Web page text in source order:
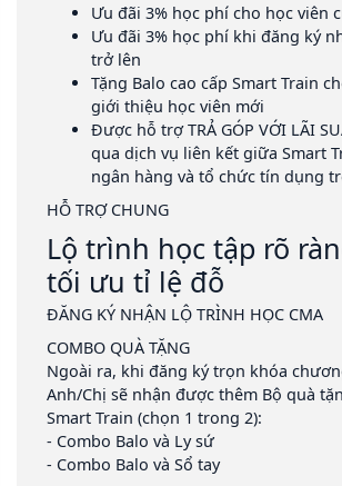
Ưu đãi 3% học phí cho học viên
Ưu đãi 3% học phí khi đăng ký
trở lên
Tặng Balo cao cấp Smart Train
giới thiệu học viên mới
Được hỗ trợ TRẢ GÓP VỚI LÃI
qua dịch vụ liên kết giữa Smart
ngân hàng và tổ chức tín dụng
HỖ TRỢ CHUNG
Lộ trình học tập rõ
tối ưu tỉ lệ đỗ
ĐĂNG KÝ NHẬN LỘ TRÌNH HỌC CMA
COMBO QUÀ TẶNG
Ngoài ra, khi đăng ký trọn khóa
Anh/Chị sẽ nhận được thêm Bộ quà
Smart Train (chọn 1 trong 2):
- Combo Balo và Ly sứ
- Combo Balo và Sổ tay